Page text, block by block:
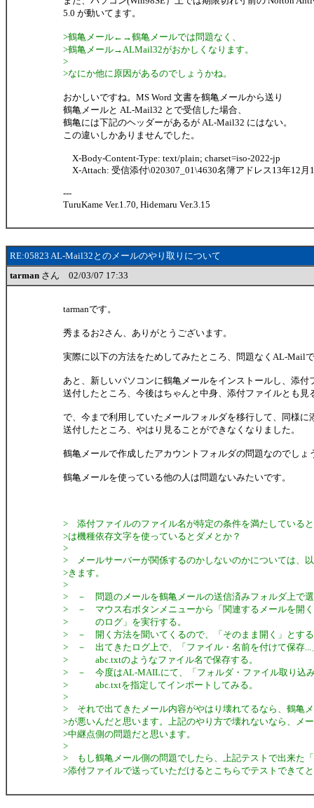
5.0 が動いてます。
>鶴亀メール←→鶴亀メールでは問題なく、
>鶴亀メール→ALMail32がおかしくなります。
>
>なにか他に原因があるのでしょうかね。
おかしいですね。MS Word 文書を鶴亀メールから送り
鶴亀メールと AL-Mail32 とで受信した場合、
鶴亀には下記のヘッダーがあるが AL-Mail32 にはない。
この違いしかありませんでした。
X-Body-Content-Type: text/plain; charset=iso-2022-jp
X-Attach: 受信添付\020307_01\4630名簿アドレス13年12月
---
TuruKame Ver.1.70, Hidemaru Ver.3.15
RE:05823 AL-Mail32とのメールのやり取りについて
tarman さん 02/03/07 17:33
tarmanです。
秀まるお2さん、ありがとうございます。
実際に以下の方法をためしてみたところ、問題なくAL-Mail
あと、新しいパソコンに鶴亀メールをインストールし、添付
送付したところ、今後はちゃんと中身、添付ファイルとも見
で、今まで利用していたメールフォルダを移行して、同様に
送付したところ、やはり見ることができなくなりました。
鶴亀メールで作成したアカウントフォルダの問題なのでしょ
鶴亀メールを使っている他の人は問題ないみたいです。
> 添付ファイルのファイル名が特定の条件を満たしている
>は機種依存文字を使っているとダメとか？
>
> メールサーバーが関係するのかしないのかについては、
>きます。
>
> － 問題のメールを鶴亀メールの送信済みフォルダ上で
> － マウス右ボタンメニューから「関連するメールを開
> のログ」を実行する。
> － 開く方法を聞いてくるので、「そのまま開く」とす
> － 出てきたログ上で、「ファイル・名前を付けて保存...
> abc.txtのようなファイル名で保存する。
> － 今度はAL-MAILにて、「フォルダ・ファイル取り込
> abc.txtを指定してインポートしてみる。
>
> それで出てきたメール内容がやはり壊れてるなら、鶴亀
>が悪いんだと思います。上記のやり方で壊れないなら、メ
>中継点側の問題だと思います。
>
> もし鶴亀メール側の問題でしたら、上記テストで出来た
>添付ファイルで送っていただけるとこちらでテストできて